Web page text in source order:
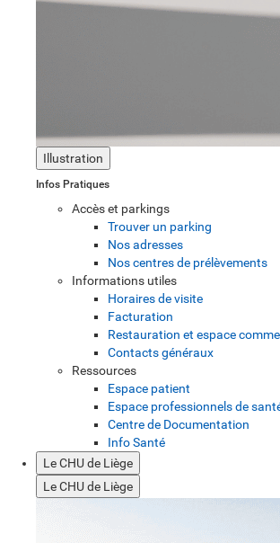
Illustration
Infos Pratiques
Accès et parkings
Trouver un parking
Nos adresses
Nos centres de prélèvements
Informations utiles
Horaires de visite
Facturation
Restauration et espace
Contacts généraux
Ressources
Espace patient
Espace professionnels de
Centre de Documentation
Info Santé
Le CHU de Liège
Le CHU de Liège